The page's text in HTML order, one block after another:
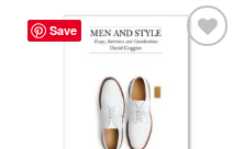
Save
à lista de
desejos